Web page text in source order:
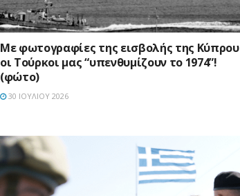
Με φωτογραφίες της εισβολής της Κύπρου
οι Τούρκοι μας “υπενθυμίζουν το 1974”!
(φώτο)
30 ΙΟΥΛΊΟΥ 2026